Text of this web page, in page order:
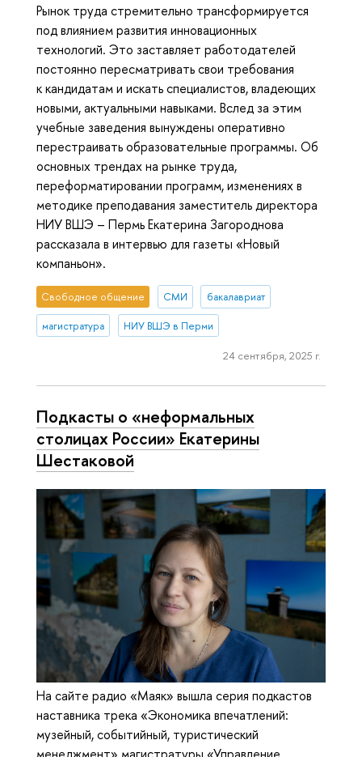
Рынок труда стремительно трансформируется
под влиянием развития инновационных
технологий. Это заставляет работодателей
постоянно пересматривать свои требования
к кандидатам и искать специалистов, владеющих
новыми, актуальными навыками. Вслед за этим
учебные заведения вынуждены оперативно
перестраивать образовательные программы. Об
основных трендах на рынке труда,
переформатировании программ, изменениях в
методике преподавания заместитель директора
НИУ ВШЭ – Пермь Екатерина Загороднова
рассказала в интервью для газеты «Новый
компаньон».
Свободное общение СМИ бакалавриат
магистратура НИУ ВШЭ в Перми
24 сентября, 2025 г.
Подкасты о «неформальных
столицах России» Екатерины
Шестаковой
На сайте радио «Маяк» вышла серия подкастов
наставника трека «Экономика впечатлений:
музейный, событийный, туристический